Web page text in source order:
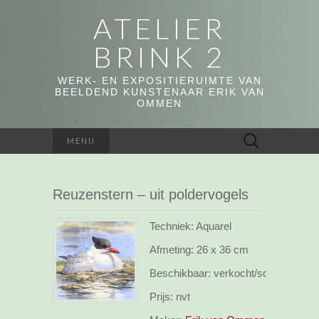
ATELIER
BRINK 2
WERK- EN EXPOSITIERUIMTE VAN
BEELDEND KUNSTENAAR ERIK VAN
OMMEN
MENU
Zoeken
naar:
Reuzenstern – uit poldervogels
Techniek: Aquarel
Afmeting: 26 x 36 cm
Beschikbaar: verkocht/sold
Prijs: nvt